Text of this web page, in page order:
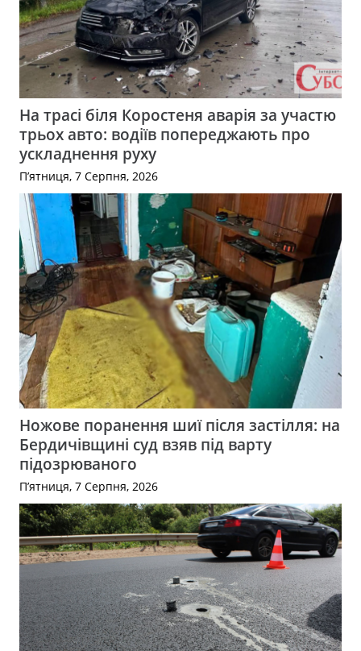
На трасі біля Коростеня аварія за участю
трьох авто: водіїв попереджають про
ускладнення руху
П’ятниця, 7 Серпня, 2026
Ножове поранення шиї після застілля: на
Бердичівщині суд взяв під варту
підозрюваного
П’ятниця, 7 Серпня, 2026